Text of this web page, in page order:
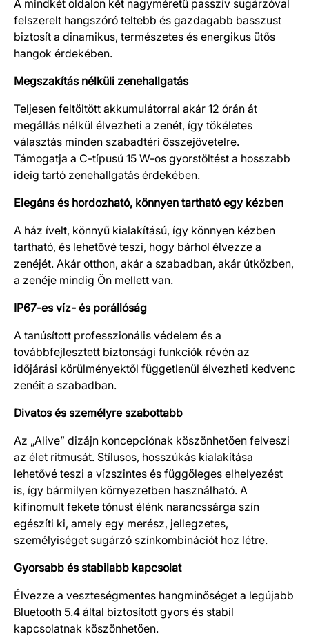
A mindkét oldalon két nagyméretű passzív sugárzóval
felszerelt hangszóró teltebb és gazdagabb basszust
biztosít a dinamikus, természetes és energikus ütős
hangok érdekében.
Megszakítás nélküli zenehallgatás
Teljesen feltöltött akkumulátorral akár 12 órán át
megállás nélkül élvezheti a zenét, így tökéletes
választás minden szabadtéri összejövetelre.
Támogatja a C-típusú 15 W-os gyorstöltést a hosszabb
ideig tartó zenehallgatás érdekében.
Elegáns és hordozható, könnyen tartható egy kézben
A ház ívelt, könnyű kialakítású, így könnyen kézben
tartható, és lehetővé teszi, hogy bárhol élvezze a
zenéjét. Akár otthon, akár a szabadban, akár útközben,
a zenéje mindig Ön mellett van.
IP67-es víz- és porállóság
A tanúsított professzionális védelem és a
továbbfejlesztett biztonsági funkciók révén az
időjárási körülményektől függetlenül élvezheti kedvenc
zenéit a szabadban.
Divatos és személyre szabottabb
Az „Alive” dizájn koncepciónak köszönhetően felveszi
az élet ritmusát. Stílusos, hosszúkás kialakítása
lehetővé teszi a vízszintes és függőleges elhelyezést
is, így bármilyen környezetben használható. A
kifinomult fekete tónust élénk narancssárga szín
egészíti ki, amely egy merész, jellegzetes,
személyiséget sugárzó színkombinációt hoz létre.
Gyorsabb és stabilabb kapcsolat
Élvezze a veszteségmentes hangminőséget a legújabb
Bluetooth 5.4 által biztosított gyors és stabil
kapcsolatnak köszönhetően.